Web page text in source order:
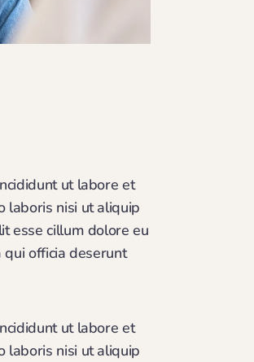
ut labore et
laboris nisi ut aliquip
esse cillum dolore eu
officia deserunt
ut labore et
laboris nisi ut aliquip